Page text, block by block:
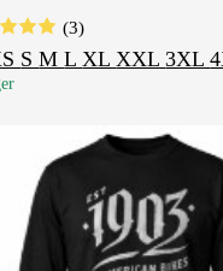
(3)
SML XL XXL3XL